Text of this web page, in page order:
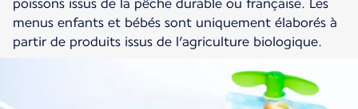
poissons issus de la pêche durable ou française. Les
menus enfants et bébés sont uniquement élaborés à
partir de produits issus de l’agriculture biologique.